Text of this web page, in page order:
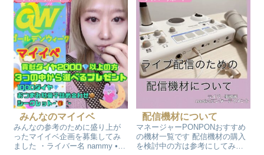
ります。(同じ事務所や事務所の
応援リスナーなどが配信に行き
やすくなります。) イベントペー
ジ ...
みんなのマイイベ
みんなの参考のために盛り上が
ったマイイベ企画を募集してみ
ました ・ライバー名 nammy •配
配信機材について
マネージャーPONPONおすすめ
の機材一覧です 配信機材の購入
を検討中の方は参考にしてみて